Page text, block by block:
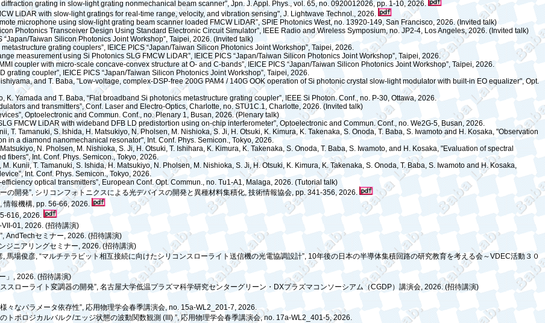
grating in slow-light grating nonmechanical beam scanner”, Jpn. J. Appl. Phys., vol. 65, no. 0920012026, pp. 1-10, 2026.
LiDAR with slow-light gratings for real-time range, velocity, and vibration sensing", J. Lightwave Technol., 2026.
microphone using slow-light grating beam scanner loaded FMCW LiDAR”, SPIE Photonics West, no. 13920-149, San Francisco, 2026. (Invited talk)
Photonics Transceiver Design Using Standard Electronic Circuit Simulator”, IEEE Radio and Wireless Symposium, no. JP2-4, Los Angeles, 2026. (Invited talk)
Taiwan Silicon Photonics Joint Workshop”, Taipei, 2026. (Invited talk)
grating couplers”, IEICE PICS “Japan/Taiwan Silicon Photonics Joint Workshop”, Taipei, 2026.
measurement using Si Photonics SLG FMCW LiDAR”, IEICE PICS “Japan/Taiwan Silicon Photonics Joint Workshop”, Taipei, 2026.
coupler with micro-scale concave-convex structure at O- and C-bands”, IEICE PICS “Japan/Taiwan Silicon Photonics Joint Workshop”, Taipei, 2026.
grating coupler”, IEICE PICS “Japan/Taiwan Silicon Photonics Joint Workshop”, Taipei, 2026.
and T. Baba, "Low-voltage, complex-DSP-free 200G PAM4 / 140G OOK operation of Si photonic crystal slow-light modulator with built-in EO equalizer", Opt.
K. Yamada and T. Baba, “Flat broadband Si photonics metastructure grating coupler”, IEEE Si Photon. Conf., no. P-30, Ottawa, 2026.
and transmitters”, Conf. Laser and Electro-Optics, Charlotte, no. STU1C.1, Charlotte, 2026. (Invited talk)
Optoelectronic and Commun. Conf., no. Plenary 1, Busan, 2026. (Plenary talk)
FMCW LiDAR with wideband DFB LD predistortion using on-chip interferometer”, Optoelectronic and Commun. Conf., no. We2G-5, Busan, 2026.
T. Tamanuki, S. Ishida, H. Matsukiyo, N. Pholsen, M. Nishioka, S. Ji, H. Otsuki, K. Kimura, K. Takenaka, S. Onoda, T. Baba, S. Iwamoto and H. Kosaka, "Observation
a diamond nanomechanical resonator", Int. Conf. Phys. Semicon., Tokyo, 2026.
N. Pholsen, M. Nishioka, S. Ji, H. Otsuki, T. Ishihara, K. Kimura, K. Takenaka, S. Onoda, T. Baba, S. Iwamoto, and H. Kosaka, "Evaluation of spectral
Int. Conf. Phys. Semicon., Tokyo, 2026.
Kunii, T. Tamanuki, S. Ishida, H. Matsukiyo, N. Pholsen, M. Nishioka, S. Ji, H. Otsuki, K. Kimura, K. Takenaka, S. Onoda, T. Baba, S. Iwamoto and H. Kosaka,
Int. Conf. Phys. Semicon., Tokyo, 2026.
optical transmitters”, European Conf. Opt. Commun., no. Tu1-A1, Malaga, 2026. (Tutorial talk)
の開発”,シリコンフォトニクスによる光デバイスの開発と異種材料集積化,技術情報協会, pp. 341-356, 2026.
,情報機構, pp. 56-66, 2026.
616, 2026.
01, 2026. (招待講演)
”, AndTechセミナー, 2026. (招待講演)
ジニアリングセミナー, 2026. (招待講演)
,馬場俊彦, “マルチテラビット相互接続に向けたシリコンスローライト送信機の光電協調設計”, 10年後の日本の半導体集積回路の研究教育を考える会～VDEC活動３０
」, 2026. (招待講演)
スローライト変調器の開発”,名古屋大学低温プラズマ科学研究センターグリーン・ DXプラズマコンソーシアム（CGDP）講演会, 2026. (招待講演)
々なパラメータ依存性”,応用物理学会春季講演会, no. 15a-WL2_201-7, 2026.
トポロジカルバルク/エッジ状態の波動関数観測 (III) ”,応用物理学会春季講演会, no. 17a-WL2_401-5, 2026.